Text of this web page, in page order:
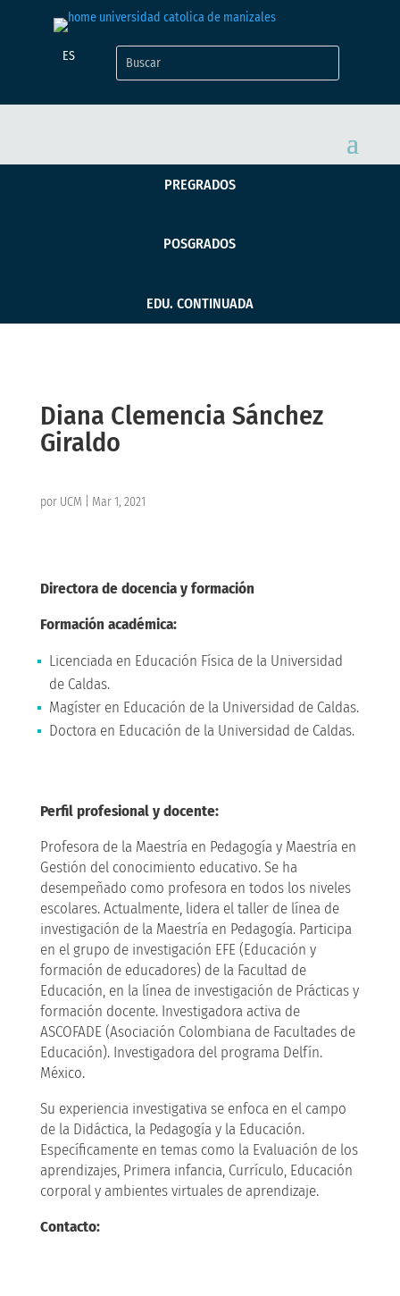
ES
PREGRADOS
POSGRADOS
EDU. CONTINUADA
Diana Clemencia Sánchez
Giraldo
por UCM Mar 1, 2021
Directora de docencia y formación
Formación académica:
Licenciada en Educación Física de la Universidad
de Caldas.
Magíster en Educación de la Universidad de Caldas.
Doctora en Educación de la Universidad de Caldas.
Perfil profesional y docente:
Profesora de la Maestría en Pedagogía y Maestría en
Gestión del conocimiento educativo. Se ha
desempeñado como profesora en todos los niveles
escolares. Actualmente, lidera el taller de línea de
investigación de la Maestría en Pedagogía. Participa
en el grupo de investigación EFE (Educación y
formación de educadores) de la Facultad de
Educación, en la línea de investigación de Prácticas y
formación docente. Investigadora activa de
ASCOFADE (Asociación Colombiana de Facultades de
Educación). Investigadora del programa Delfín.
México.
Su experiencia investigativa se enfoca en el campo
de la Didáctica, la Pedagogía y la Educación.
Específicamente en temas como la Evaluación de los
aprendizajes, Primera infancia, Currículo, Educación
corporal y ambientes virtuales de aprendizaje.
Contacto: